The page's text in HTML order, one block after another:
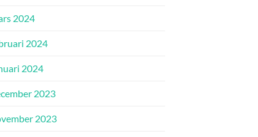
2024
2024
2024
2023
2023